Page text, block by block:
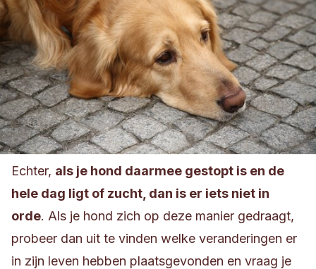
Echter, als je hond daarmee gestopt is en de
hele dag ligt of zucht, dan is er iets niet in
orde. Als je hond zich op deze manier gedraagt,
probeer dan uit te vinden welke veranderingen er
in zijn leven hebben plaatsgevonden en vraag je